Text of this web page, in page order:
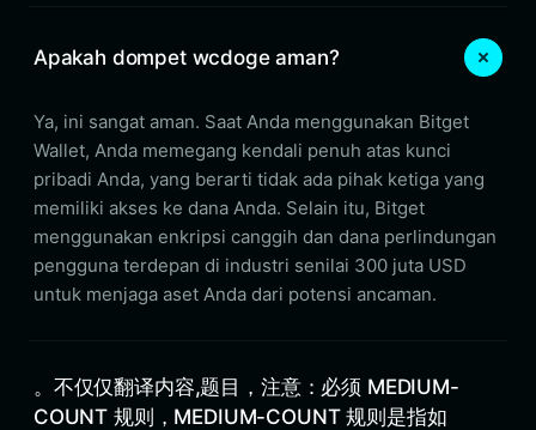
Apakah dompet wcdoge aman?
Ya, ini sangat aman. Saat Anda menggunakan Bitget
Wallet, Anda memegang kendali penuh atas kunci
pribadi Anda, yang berarti tidak ada pihak ketiga yang
memiliki akses ke dana Anda. Selain itu, Bitget
menggunakan enkripsi canggih dan dana perlindungan
pengguna terdepan di industri senilai 300 juta USD
untuk menjaga aset Anda dari potensi ancaman.
。不仅仅翻译内容,题目，️注意：必须 MEDIUM-
COUNT 规则，MEDIUM-COUNT 规则是指如